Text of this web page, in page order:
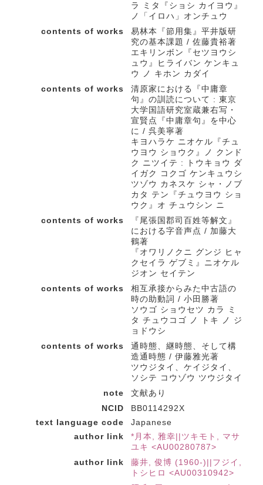
ラ ミタ『ショシ カイヨウ』
ノ「イロハ」オンチュウ
contents of works
易林本『節用集』平井版研
究の基本課題 / 佐藤貴裕著
エキリンボン『セツヨウシ
ュウ』ヒライバン ケンキュ
ウ ノ キホン カダイ
contents of works
清原家における『中庸章
句』の訓読について : 東京
大学国語研究室蔵兼右写・
宣賢点『中庸章句』を中心
に / 呉美寧著
キヨハラケ ニオケル『チュ
ウヨウ ショウク』ノ クンド
ク ニツイテ : トウキョウ ダ
イガク コクゴ ケンキュウシ
ツゾウ カネスケ シャ・ノブ
カタ テン『チュウヨウ ショ
ウク』オ チュウシン ニ
contents of works
『尾張国郡司百姓等解文』
における字音声点 / 加藤大
鶴著
『オワリノクニ グンジ ヒャ
クセイラ ゲブミ』ニオケル
ジオン セイテン
contents of works
相互承接からみた中古語の
時の助動詞 / 小田勝著
ソウゴ ショウセツ カラ ミ
タ チュウコゴ ノ トキ ノ ジ
ョドウシ
contents of works
通時態、継時態、そして構
造通時態 / 伊藤雅光著
ツウジタイ、ケイジタイ、
ソシテ コウゾウ ツウジタイ
note
文献あり
NCID
BB0114292X
text language code
Japanese
author link
*月本, 雅幸||ツキモト, マサ
ユキ <AU00280787>
author link
藤井, 俊博 (1960-)||フジイ,
トシヒロ <AU00310942>